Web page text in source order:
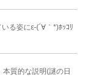
る姿にε-(´∀｀*)ﾎｯｺﾘ
質的な説明(謎の日